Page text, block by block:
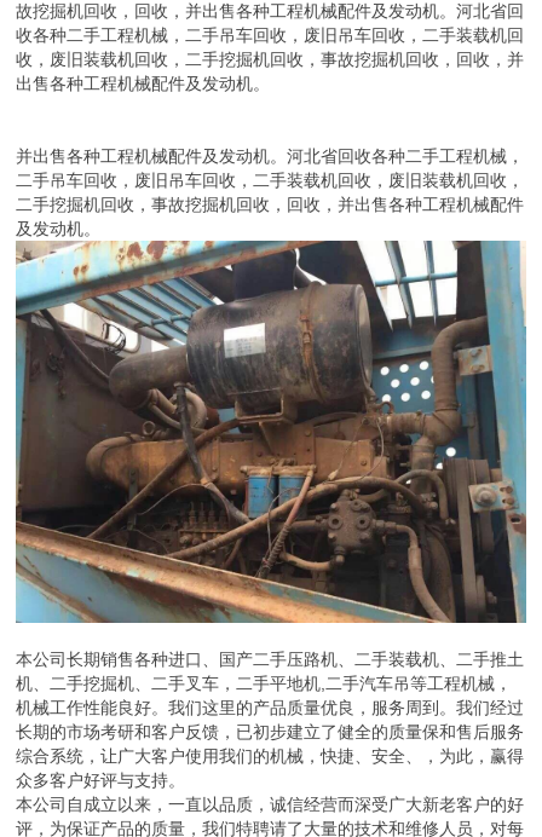
故挖掘机回收，回收，并出售各种工程机械配件及发动机。河北省回
收各种二手工程机械，二手吊车回收，废旧吊车回收，二手装载机回
收，废旧装载机回收，二手挖掘机回收，事故挖掘机回收，回收，并
出售各种工程机械配件及发动机。
并出售各种工程机械配件及发动机。河北省回收各种二手工程机械，
二手吊车回收，废旧吊车回收，二手装载机回收，废旧装载机回收，
二手挖掘机回收，事故挖掘机回收，回收，并出售各种工程机械配件
及发动机。
本公司长期销售各种进口、国产二手压路机、二手装载机、二手推土
机、二手挖掘机、二手叉车，二手平地机,二手汽车吊等工程机械，
机械工作性能良好。我们这里的产品质量优良，服务周到。我们经过
长期的市场考研和客户反馈，已初步建立了健全的质量保和售后服务
综合系统，让广大客户使用我们的机械，快捷、安全、，为此，赢得
众多客户好评与支持。
本公司自成立以来，一直以品质，诚信经营而深受广大新老客户的好
评，为保证产品的质量，我们特聘请了大量的技术和维修人员，对每